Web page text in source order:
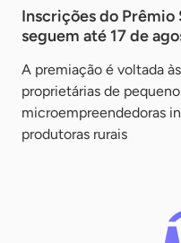
Inscrições do Prêmio
seguem até 17 de
A premiação é voltada
proprietárias de
microempreendedoras
produtoras rurais